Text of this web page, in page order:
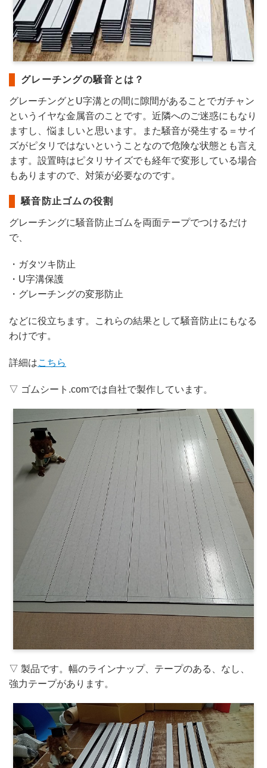
グレーチングの騒音とは？
グレーチングとU字溝との間に隙間があることでガチャン
というイヤな金属音のことです。近隣へのご迷惑にもなり
ますし、悩ましいと思います。また騒音が発生する＝サイ
ズがピタリではないということなので危険な状態とも言え
ます。設置時はピタリサイズでも経年で変形している場合
もありますので、対策が必要なのです。
騒音防止ゴムの役割
グレーチングに騒音防止ゴムを両面テープでつけるだけ
で、
・ガタツキ防止
・U字溝保護
・グレーチングの変形防止
などに役立ちます。これらの結果として騒音防止にもなる
わけです。
詳細はこちら
▽ ゴムシート.comでは自社で製作しています。
▽ 製品です。幅のラインナップ、テープのある、なし、
強力テープがあります。